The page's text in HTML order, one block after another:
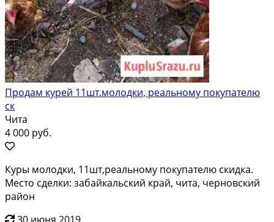
Продам курей 11шт.молодки, реальному покупателю
ск
Чита
4 000 руб.
Куры молодки, 11шт,реальному покупателю скидка.
Место сделки: забайкальский край, чита, черновский
район